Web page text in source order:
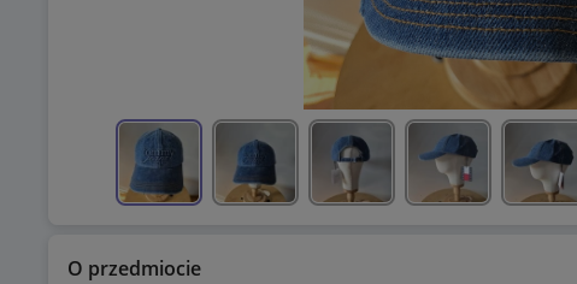
O przedmiocie